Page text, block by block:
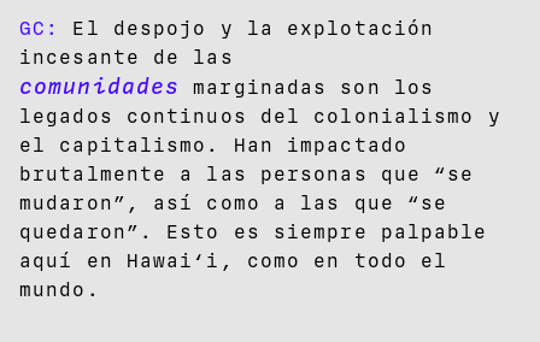
GC:
El despojo y la explotación
incesante de las
comunidades
marginadas son los
legados continuos del colonialismo y
el capitalismo. Han impactado
brutalmente a las personas que “se
mudaron”, así como a las que “se
quedaron”. Esto es siempre palpable
aquí en Hawai‘i, como en todo el
mundo.